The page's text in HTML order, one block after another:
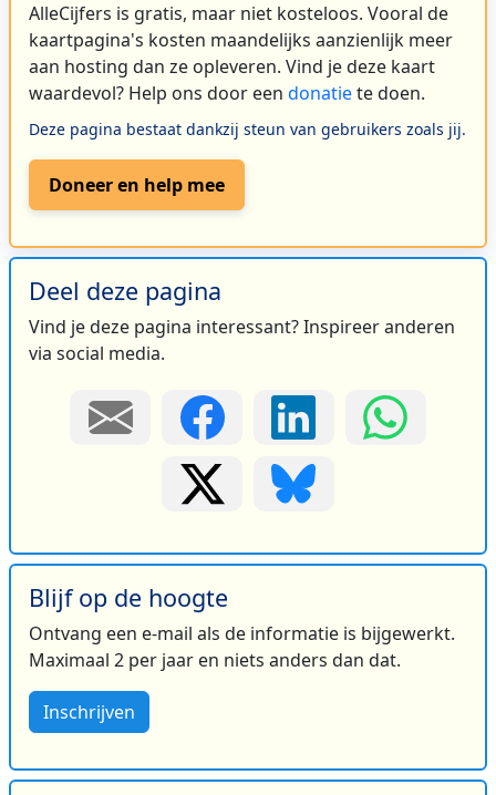
AlleCijfers is gratis, maar niet kosteloos. Vooral de
kaartpagina's kosten maandelijks aanzienlijk meer
aan hosting dan ze opleveren. Vind je deze kaart
waardevol? Help ons door een donatiete doen.
Deze pagina bestaat dankzij steun van gebruikers zoals jij.
Doneer en help mee
Deel deze pagina
Vind je deze pagina interessant? Inspireer anderen
via social media.
Blijf op de hoogte
Ontvang een e-mail als de informatie is bijgewerkt.
Maximaal 2 per jaar en niets anders dan dat.
Inschrijven